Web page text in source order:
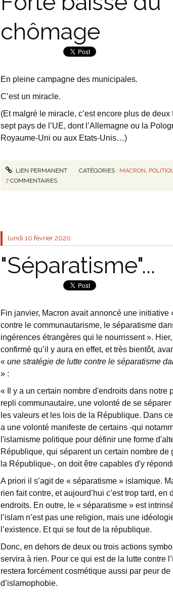
chômage
En pleine campagne des municipales.
C’est un miracle.
(Et malgré le miracle, c’est encore plus de
sept pays de l’UE, dont l’Allemagne ou la
Royaume-Uni ou aux Etats-Unis…)
LIEN PERMANENT CATÉGORIES : MACRON
7 COMMENTAIRES
lundi 10 février 2020
"Séparatisme"...
Fin janvier, Macron avait annoncé une initiative
contre le communautarisme, le séparatisme
ingérences étrangères qui le nourrissent ».
confirmé qu’il y aura en effet, et très bientôt,
« une stratégie de lutte contre le séparatisme
» :
« Il y a un certain nombre d'endroits dans notre
repli communautaire, une volonté de se
les valeurs et les lois de la République. Dans
a une volonté manifeste de certains -qui
l'islamisme politique pour définir une forme
République, qui séparent un certain nombre de
la République-, on doit être capables d'y
A priori il s’agit de « séparatisme » islamique.
rien fait contre, et aujourd’hui c’est trop tard, en
endroits. En outre, le « séparatisme » est
l’islam n’est pas une religion, mais une
l’existence. Et qui se fout de la république.
Donc, en dehors de deux ou trois actions
servira à rien. Pour ce qui est de la lutte contre
restera forcément cosmétique aussi par peur de
d’islamophobie.